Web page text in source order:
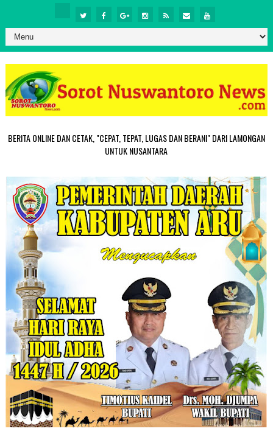
BERITA ONLINE DAN CETAK, "CEPAT, TEPAT, LUGAS DAN BERANI" DARI LAMONGAN
UNTUK NUSANTARA